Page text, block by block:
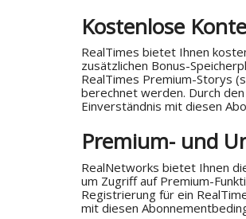
Kostenlose
RealTimes bietet Ihnen
zusätzlichen Bonus-
RealTimes Premium-Storys
berechnet werden. Durch
Einverständnis mit diesen
Premium- und
RealNetworks bietet Ihnen
um Zugriff auf Premium-
Registrierung für ein
mit diesen